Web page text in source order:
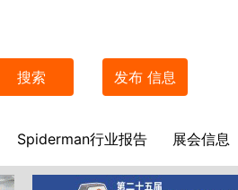
搜索 发布 信息
Spiderman行业报告 展会信息